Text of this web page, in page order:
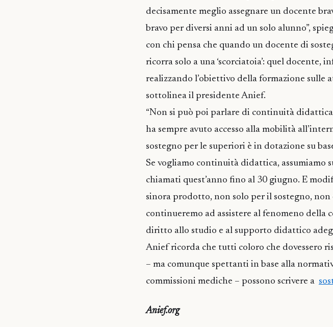
decisamente meglio assegnare un docente
bravo per diversi anni ad un solo alunno”,
con chi pensa che quando un docente di
ricorra solo a una ‘scorciatoia’: quel docente,
realizzando l’obiettivo della formazione
sottolinea il presidente Anief.
“Non si può poi parlare di continuità
ha sempre avuto accesso alla mobilità
sostegno per le superiori è in dotazione su
Se vogliamo continuità didattica, assumiamo
chiamati quest’anno fino al 30 giugno. E
sinora prodotto, non solo per il sostegno,
continueremo ad assistere al fenomeno della
diritto allo studio e al supporto didattico
Anief ricorda che tutti coloro che dovessero
– ma comunque spettanti in base alla
commissioni mediche – possono scrivere a
Anief.org